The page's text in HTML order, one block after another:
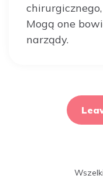
Mogą one
narządy.